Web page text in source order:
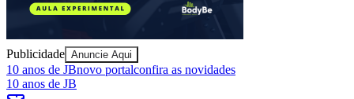
Publicidade Anuncie Aqui
10 anos de JBnovo portalconfira as novidades
10 anos de JB